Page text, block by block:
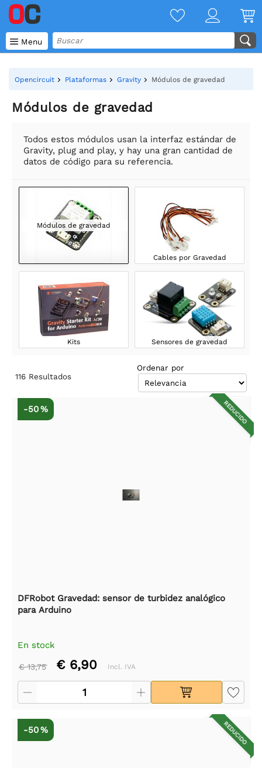
 Menu
Opencircuit Plataformas Gravity Módulos de gravedad
Módulos de gravedad
Todos estos módulos usan la interfaz estándar de
Gravity, plug and play, y hay una gran cantidad de
datos de código para su referencia.
Módulos de gravedad
Cables por Gravedad
Kits Sensores de gravedad
116 Resultados
Ordenar por
REDUCIDO
-50 %
DFRobot Gravedad: sensor de turbidez analógico
para Arduino
En stock
€ 13,75 € 6,90 Incl. IVA
REDUCIDO
-50 %